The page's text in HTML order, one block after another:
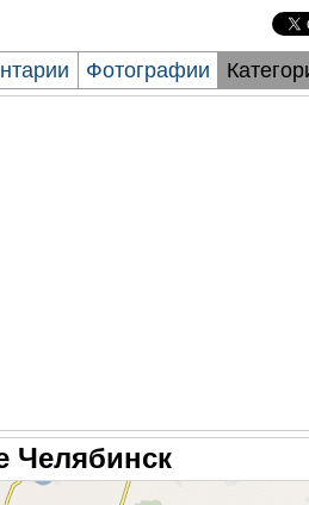
Фотографии
Челябинск